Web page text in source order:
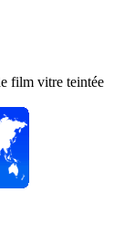
film vitre teintée